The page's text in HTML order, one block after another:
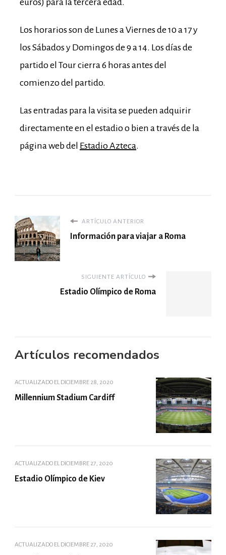
Los horarios son de Lunes a Viernes de 10 a 17 y
los Sábados y Domingos de 9 a 14. Los días de
partido el Tour cierra 6 horas antes del
comienzo del partido.
Las entradas para la visita se pueden adquirir
directamente en el estadio o bien a través de la
página web del Estadio Azteca.
ARTÍCULO ANTERIOR
Información para viajar a Roma
SIGUIENTE ARTÍCULO
Estadio Olímpico de Roma
Artículos recomendados
ACTUALIZADO EL DICIEMBRE 28, 2020
Millennium Stadium Cardiff
ACTUALIZADO EL DICIEMBRE 27, 2020
Estadio Olímpico de Kiev
ACTUALIZADO EL DICIEMBRE 27, 2020